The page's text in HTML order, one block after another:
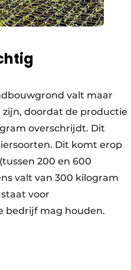
valt maar
doordat de productie
overschrijdt. Dit
Dit komt erop
200 en 600
valt van 300 kilogram
voor
bedrijf mag houden.